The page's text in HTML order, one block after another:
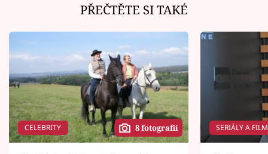
PŘEČTĚTE SI TAKÉ
CELEBRITY 8 fotografií SERIÁLY A